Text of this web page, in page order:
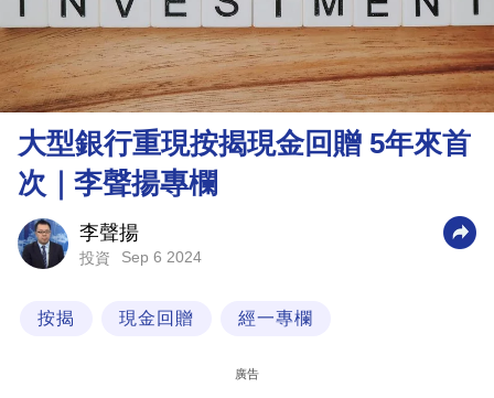
樓
市
理
財
商
科
大型銀行重現按揭現金回贈 5年來首
次｜李聲揚專欄
李聲揚
投資 Sep 6 2024
按揭 現金回贈 經一專欄
廣告